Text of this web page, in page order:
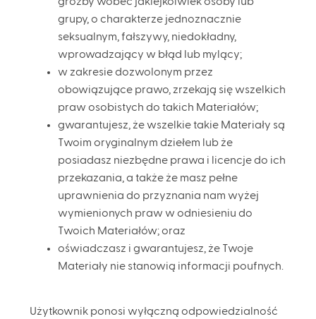
grupy, o charakterze jednoznacznie
seksualnym, fałszywy, niedokładny,
wprowadzający w błąd lub mylący;
w zakresie dozwolonym przez
obowiązujące prawo, zrzekają się wszelkich
praw osobistych do takich Materiałów;
gwarantujesz, że wszelkie takie Materiały są
Twoim oryginalnym dziełem lub że
posiadasz niezbędne prawa i licencje do ich
przekazania, a także że masz pełne
uprawnienia do przyznania nam wyżej
wymienionych praw w odniesieniu do
Twoich Materiałów; oraz
oświadczasz i gwarantujesz, że Twoje
Materiały nie stanowią informacji poufnych.
Użytkownik ponosi wyłączną odpowiedzialność